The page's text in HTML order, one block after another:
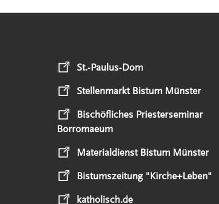
St.-Paulus-Dom
Stellenmarkt Bistum Münster
Bischöfliches Priesterseminar
Borromaeum
Materialdienst Bistum Münster
Bistumszeitung "Kirche+Leben"
katholisch.de